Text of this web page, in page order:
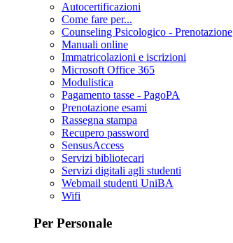
Autocertificazioni
Come fare per...
Counseling Psicologico - Prenotazione
Manuali online
Immatricolazioni e iscrizioni
Microsoft Office 365
Modulistica
Pagamento tasse - PagoPA
Prenotazione esami
Rassegna stampa
Recupero password
SensusAccess
Servizi bibliotecari
Servizi digitali agli studenti
Webmail studenti UniBA
Wifi
Per Personale